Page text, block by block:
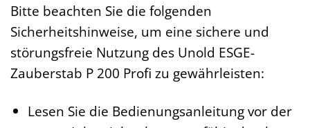
Bitte beachten Sie die folgenden
Sicherheitshinweise, um eine sichere und
störungsfreie Nutzung des Unold ESGE-
Zauberstab P 200 Profi zu gewährleisten:
Lesen Sie die Bedienungsanleitung vor der